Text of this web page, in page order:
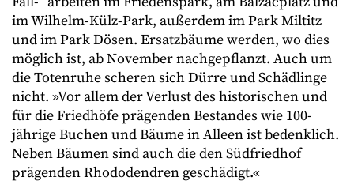
im Wilhelm-Külz-Park, außerdem im Park Miltitz
und im Park Dösen. Ersatzbäume werden, wo dies
möglich ist, ab November nachgepflanzt. Auch um
die Totenruhe scheren sich Dürre und Schädlinge
nicht. »Vor allem der Verlust des historischen und
für die Friedhöfe prägenden Bestandes wie 100-
jährige Buchen und Bäume in Alleen ist bedenklich.
Neben Bäumen sind auch die den Südfriedhof
prägenden Rhododendren geschädigt.«